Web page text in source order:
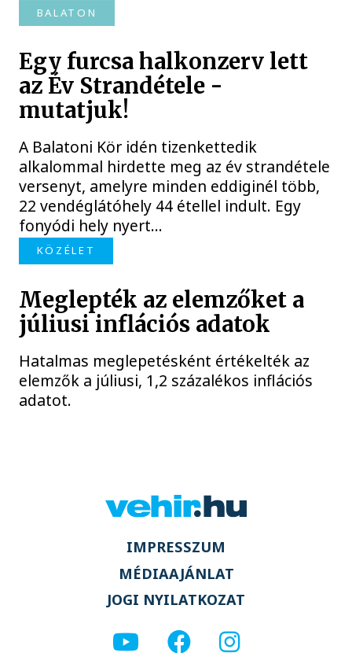
BALATON
Egy furcsa halkonzerv lett
az Év Strandétele -
mutatjuk!
A Balatoni Kör idén tizenkettedik
alkalommal hirdette meg az év strandétele
versenyt, amelyre minden eddiginél több,
22 vendéglátóhely 44 étellel indult. Egy
fonyódi hely nyert...
KÖZÉLET
Meglepték az elemzőket a
júliusi inflációs adatok
Hatalmas meglepetésként értékelték az
elemzők a júliusi, 1,2 százalékos inflációs
adatot.
IMPRESSZUM
MÉDIAAJÁNLAT
JOGI NYILATKOZAT